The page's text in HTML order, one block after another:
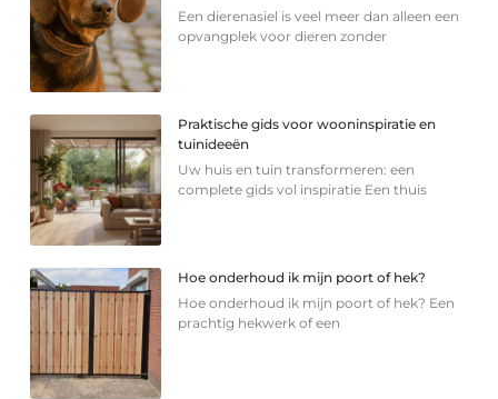
Een dierenasiel is veel meer dan alleen een
opvangplek voor dieren zonder
Praktische gids voor wooninspiratie en
tuinideeën
Uw huis en tuin transformeren: een
complete gids vol inspiratie Een thuis
Hoe onderhoud ik mijn poort of hek?
Hoe onderhoud ik mijn poort of hek? Een
prachtig hekwerk of een